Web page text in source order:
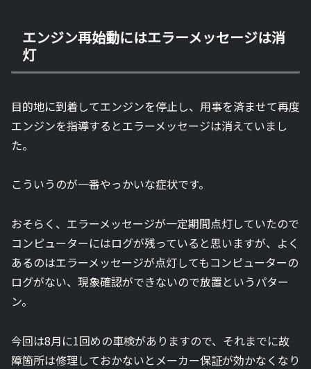
エンジン再始動にはエラーメッセージは消
灯
目的地に到着してエンジンを停止し、用事を済ませて再度
エンジンを指導するとエラーメッセージは消えていまし
た。
こういうのが一番やっかいな症状です。
おそらく、エラーメッセージが一定期間点灯していたので
コンピューターにはログが残っていると思いますが、よく
あるのはエラーメッセージが点灯してもコンピューターの
ログがない、現象確認ができないので放置というパター
ン。
今回は8月に1回めの車検がありますので、それまでに故
障箇所は修理しておかないとメーカー保証が効かなくなり